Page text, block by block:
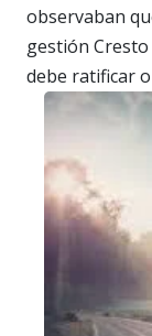
observaban
gestión
debe ratificar